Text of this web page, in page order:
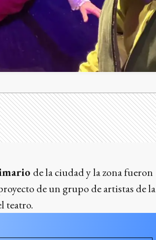
de la ciudad y la zona fueron
de un grupo de artistas de la
teatro.